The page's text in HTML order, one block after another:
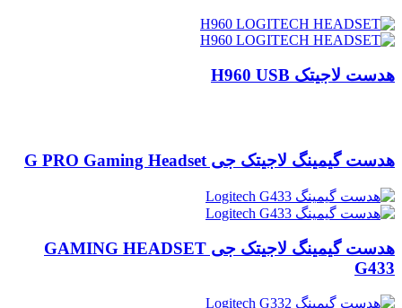
هدست لاجیتک H960 USB
هدست گیمینگ لاجیتک جی G PRO Gaming Headset
هدست گیمینگ لاجیتک جی GAMING HEADSET
G433